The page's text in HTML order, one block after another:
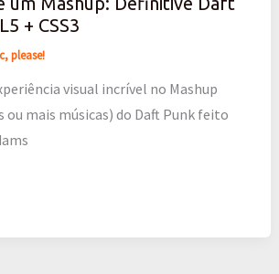
+ CSS3
please!
visual incrível no Mashup
ou mais músicas) do Daft Punk feito